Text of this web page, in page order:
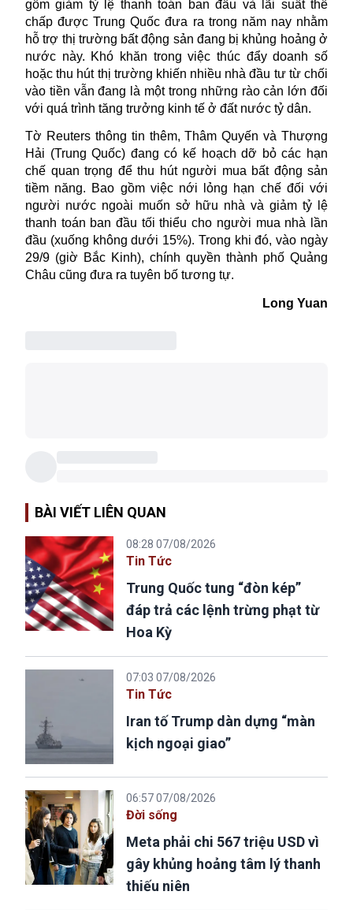
gồm giảm tỷ lệ thanh toán ban đầu và lãi suất thế
chấp được Trung Quốc đưa ra trong năm nay nhằm
hỗ trợ thị trường bất động sản đang bị khủng hoảng ở
nước này. Khó khăn trong việc thúc đẩy doanh số
hoặc thu hút thị trường khiến nhiều nhà đầu tư từ chối
vào tiền vẫn đang là một trong những rào cản lớn đối
với quá trình tăng trưởng kinh tế ở đất nước tỷ dân.
Tờ Reuters thông tin thêm, Thâm Quyến và Thượng
Hải (Trung Quốc) đang có kế hoạch dỡ bỏ các hạn
chế quan trọng để thu hút người mua bất động sản
tiềm năng. Bao gồm việc nới lỏng hạn chế đối với
người nước ngoài muốn sở hữu nhà và giảm tỷ lệ
thanh toán ban đầu tối thiểu cho người mua nhà lần
đầu (xuống không dưới 15%). Trong khi đó, vào ngày
29/9 (giờ Bắc Kinh), chính quyền thành phố Quảng
Châu cũng đưa ra tuyên bố tương tự.
Long Yuan
BÀI VIẾT LIÊN QUAN
08:28 07/08/2026
Tin Tức
Trung Quốc tung “đòn kép”
đáp trả các lệnh trừng phạt từ
Hoa Kỳ
07:03 07/08/2026
Tin Tức
Iran tố Trump dàn dựng “màn
kịch ngoại giao”
06:57 07/08/2026
Đời sống
Meta phải chi 567 triệu USD vì
gây khủng hoảng tâm lý thanh
thiếu niên